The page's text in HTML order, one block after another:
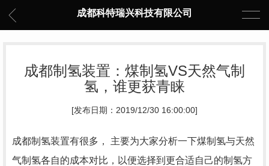
成都科特瑞兴科技有限公司
成都制氢装置：煤制氢VS天然气制
氢，谁更获青睐
[发布日期：2019/12/30 16:00:00]
成都制氢装置有很多， 主要为大家分析一下煤制氢与天然
气制氢各自的成本对比，以便选择到更合适自己的制氢方